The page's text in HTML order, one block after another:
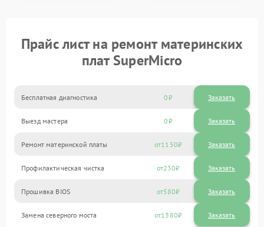
Прайс лист на ремонт материнских
плат SuperMicro
Бесплатная диагностика 0 Заказать
Выезд мастера 0 Заказать
Ремонт материнской платы 1150
Профилактическая чистка 230
Прошивка BIOS 580
Замена северного моста 1380